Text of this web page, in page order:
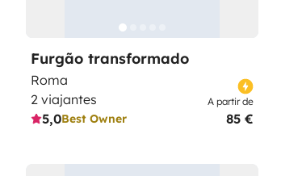
Furgão transformado
Roma
2 viajantes
5,0Best Owner
A partir de
85 €